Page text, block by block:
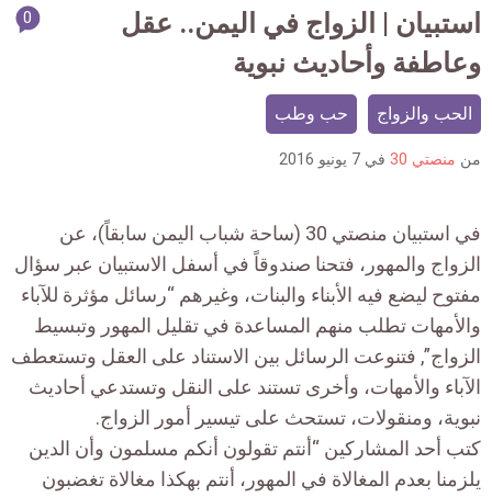
article
0
استبيان | الزواج في اليمن.. عقل
وعاطفة وأحاديث نبوية
الحب والزواج حب وطب
من منصتي 30 في 7 يونيو 2016
في استبيان منصتي 30 (ساحة شباب اليمن سابقاً)، عن
الزواج والمهور، فتحنا صندوقاً في أسفل الاستبيان عبر سؤال
مفتوح ليضع فيه الأبناء والبنات، وغيرهم “رسائل مؤثرة للآباء
والأمهات تطلب منهم المساعدة في تقليل المهور وتبسيط
الزواج”, فتنوعت الرسائل بين الاستناد على العقل وتستعطف
الآباء والأمهات، وأخرى تستند على النقل وتستدعي أحاديث
نبوية، ومنقولات، تستحث على تيسير أمور الزواج.
كتب أحد المشاركين “أنتم تقولون أنكم مسلمون وأن الدين
يلزمنا بعدم المغالاة في المهور، أنتم بهكذا مغالاة تغضبون